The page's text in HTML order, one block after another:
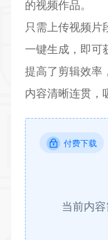
的视频作品。
只需上传视频片
一键生成，即可
提高了剪辑效率
内容清晰连贯，
付费下载
当前内